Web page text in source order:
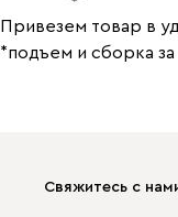
Привезем товар в
*подъем и сборка
Свяжитесь с